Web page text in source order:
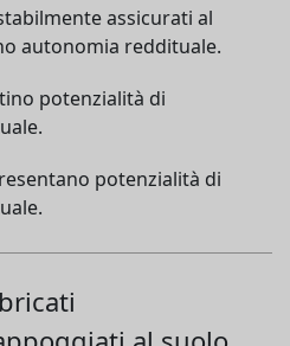
assicurati al
autonomia reddituale.
potenzialità di
potenzialità di